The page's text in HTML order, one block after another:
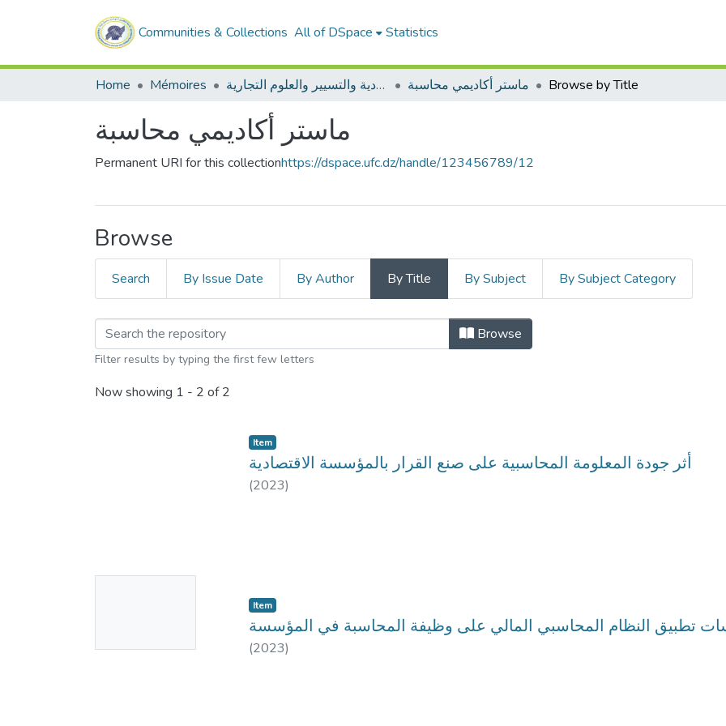
Communities & Collections All of DSpace Statistics
Home Mémoires ميدان العلوم الاقتصادية والتسيير والعلوم التجارية ماستر أكاديمي محاسبة Browse by Title
ماستر أكاديمي محاسبة
Permanent URI for this collectionhttps://dspace.ufc.dz/handle/123456789/12
Browse
Search By Issue Date By Author By Title By Subject By Subject Category
Browse
Filter results by typing the first few letters
Now showing 1 - 2 of 2
Item
أثر جودة المعلومة المحاسبية على صنع القرار بالمؤسسة الاقتصادية
(2023)
Item
تطبيق النظام المحاسبي المالي على وظيفة المحاسبة في المؤسسة
(2023)